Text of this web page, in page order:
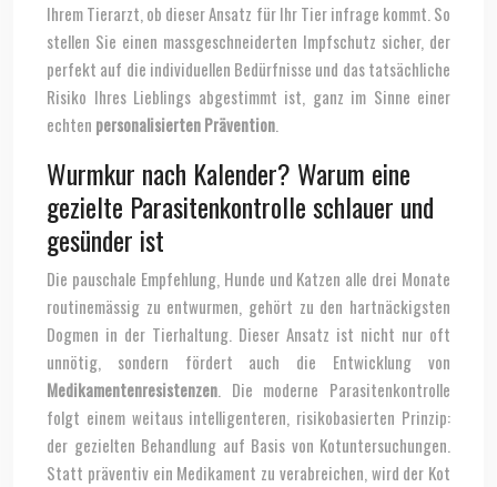
Ihrem Tierarzt, ob dieser Ansatz für Ihr Tier infrage kommt. So
stellen Sie einen massgeschneiderten Impfschutz sicher, der
perfekt auf die individuellen Bedürfnisse und das tatsächliche
Risiko Ihres Lieblings abgestimmt ist, ganz im Sinne einer
echten personalisierten Prävention.
Wurmkur nach Kalender? Warum eine
gezielte Parasitenkontrolle schlauer und
gesünder ist
Die pauschale Empfehlung, Hunde und Katzen alle drei Monate
routinemässig zu entwurmen, gehört zu den hartnäckigsten
Dogmen in der Tierhaltung. Dieser Ansatz ist nicht nur oft
unnötig, sondern fördert auch die Entwicklung von
Medikamentenresistenzen. Die moderne Parasitenkontrolle
folgt einem weitaus intelligenteren, risikobasierten Prinzip:
der gezielten Behandlung auf Basis von Kotuntersuchungen.
Statt präventiv ein Medikament zu verabreichen, wird der Kot